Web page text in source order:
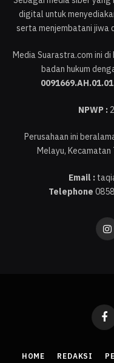
digital untuk
serta menjembatani jiwa
Media Suarastra.com ini di
badan hukum
NPWP :
Perusahaan ini
Melayu,
Email :
Telephone
HOME REDAKSI